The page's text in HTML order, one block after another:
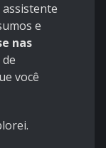
e
nas
você